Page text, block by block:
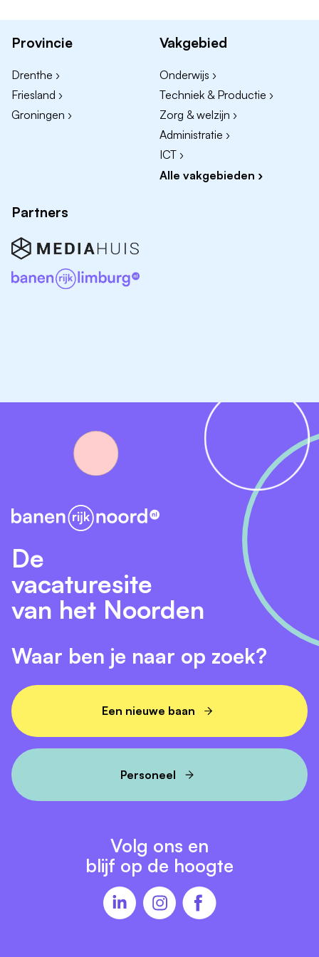
Wie ben jij?
Je bent afgestudeerd dierenarts of hebt enkele
jaren ervaring.
Je bent leergierig, enthousiast en klantgericht.
Je communiceert helder en werkt graag samen.
Je wilt je ontwikkelen in de breedte van de
diergeneeskunde, met ruimte om later een eigen
Over AniCura Het Ravelijn
Wij zijn een moderne gezelschapsdierenpraktijk in
Steenwijk, onderdeel van AniCura Nederland. We
combineren hoogwaardige diergeneeskunde met een
neem contact op met:
Werving & Selectie - AniCura Nederland
robin.pape@anicura.nl
Provincie
Drenthe ›
Friesland ›
Groningen ›
Vakgebied
Onderwijs ›
Techniek & Productie ›
Zorg & welzijn ›
Administratie ›
ICT ›
Alle vakgebieden ›
Partners
De
vacaturesite
van het Noorden
Waar ben je naar op zoek?
Een nieuwe baan
Personeel
Volg ons en
blijf op de hoogte